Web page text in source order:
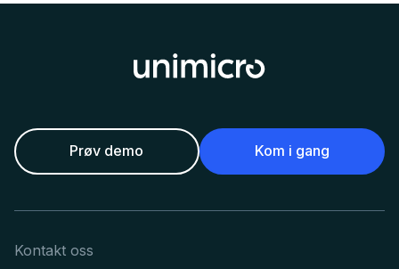
Prøv demo Kom i gang
Kontakt oss